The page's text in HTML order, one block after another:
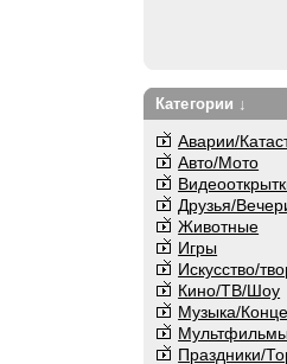
Категории ↓
Аварии/
Авто/Мото
Друзья/
Животные
Игры
Искусство/
Кино/ТВ/Шоу
Музыка/
Мультфильмы
Праздники/